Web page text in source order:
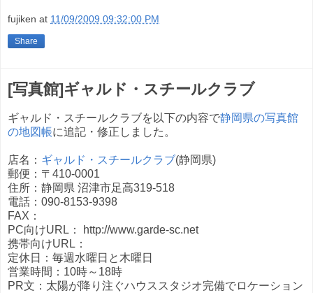
fujiken at 11/09/2009 09:32:00 PM
Share
[写真館]ギャルド・スチールクラブ
ギャルド・スチールクラブを以下の内容で静岡県の写真館
の地図帳に追記・修正しました。
店名： ギャルド・スチールクラブ(静岡県)
郵便：〒410-0001
住所：静岡県 沼津市足高319-518
電話：090-8153-9398
FAX：
PC向けURL： http://www.garde-sc.net
携帯向けURL：
定休日：毎週水曜日と木曜日
営業時間：10時～18時
PR文：太陽が降り注ぐハウススタジオ完備でロケーション